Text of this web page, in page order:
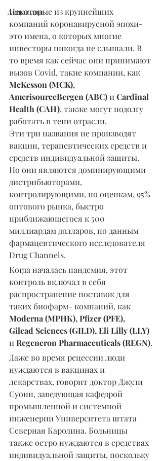
Акция дня
Некоторые из крупнейших
компаний коронавирусной эпохи-
это имена, о которых многие
инвесторы никогда не слышали. В
то время как сейчас они принимают
вызов Covid, такие компании, как
McKesson (MCK),
AmerisourceBergen (ABC) и Cardinal
Health (CAH), также могут подолгу
работать в тени отрасли.
Эти три названия не производят
вакцин, терапевтических средств и
средств индивидуальной защиты.
Но они являются доминирующими
дистрибьюторами,
контролирующими, по оценкам, 95%
оптового рынка, быстро
приближающегося к 500
миллиардам долларов, по данным
фармацевтического исследователя
Drug Channels.
Когда началась пандемия, этот
контроль включал в себя
распространение поставок для
таких биофарм- компаний, как
Moderna (МРНК), Pfizer (PFE),
Gilead Sciences (GILD), Eli Lilly (LLY)
и Regeneron Pharmaceuticals (REGN).
Даже во время рецессии люди
нуждаются в вакцинах и
лекарствах, говорит доктор Джули
Суонн, заведующая кафедрой
промышленной и системной
инженерии Университета штата
Северная Каролина. Больницы
также остро нуждаются в средствах
индивидуальной защиты, поскольку